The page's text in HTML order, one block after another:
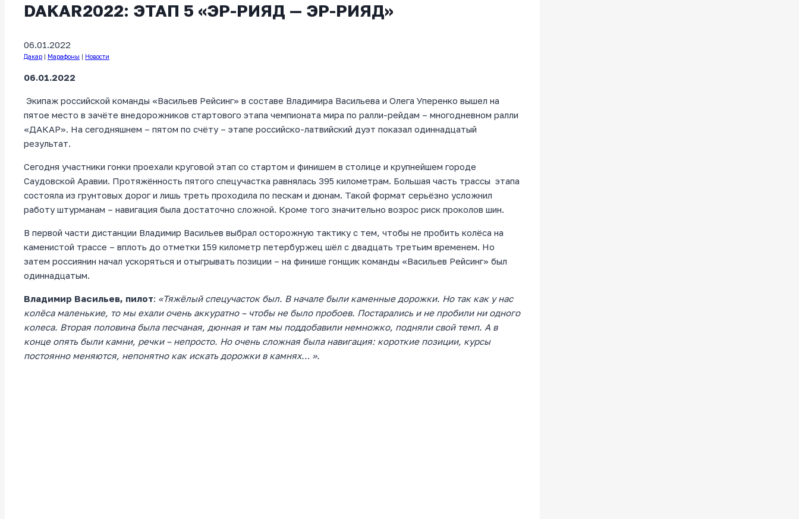
DAKAR2022: ЭТАП 5 «ЭР-РИЯД — ЭР-РИЯД»
06.01.2022
Дакар | Марафоны | Новости
06.01.2022
Экипаж российской команды «Васильев Рейсинг» в составе Владимира Васильева и Олега Уперенко вышел на
пятое место в зачёте внедорожников стартового этапа чемпионата мира по ралли-рейдам – многодневном ралли
«ДАКАР». На сегодняшнем – пятом по счёту – этапе российско-латвийский дуэт показал одиннадцатый
результат.
Сегодня участники гонки проехали круговой этап со стартом и финишем в столице и крупнейшем городе
Саудовской Аравии. Протяжённость пятого спецучастка равнялась 395 километрам. Большая часть трассы этапа
состояла из грунтовых дорог и лишь треть проходила по пескам и дюнам. Такой формат серьёзно усложнил
работу штурманам – навигация была достаточно сложной. Кроме того значительно возрос риск проколов шин.
В первой части дистанции Владимир Васильев выбрал осторожную тактику с тем, чтобы не пробить колёса на
каменистой трассе – вплоть до отметки 159 километр петербуржец шёл с двадцать третьим временем. Но
затем россиянин начал ускоряться и отыгрывать позиции – на финише гонщик команды «Васильев Рейсинг» был
одиннадцатым.
Владимир Васильев, пилот: «Тяжёлый спецучасток был. В начале были каменные дорожки. Но так как у нас
колёса маленькие, то мы ехали очень аккуратно – чтобы не было пробоев. Постарались и не пробили ни одного
колеса. Вторая половина была песчаная, дюнная и там мы поддобавили немножко, подняли свой темп. А в
конце опять были камни, речки – непросто. Но очень сложная была навигация: короткие позиции, курсы
постоянно меняются, непонятно как искать дорожки в камнях… ».